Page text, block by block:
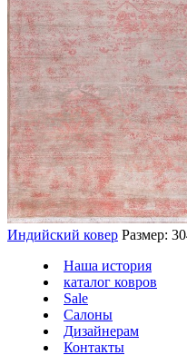
Индийский ковер Размер:
Наша история
каталог ковров
Sale
Салоны
Дизайнерам
Контакты